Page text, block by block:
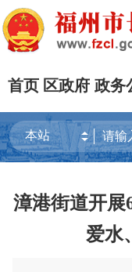
首页 区政府 政务
漳港街道开展
爱水